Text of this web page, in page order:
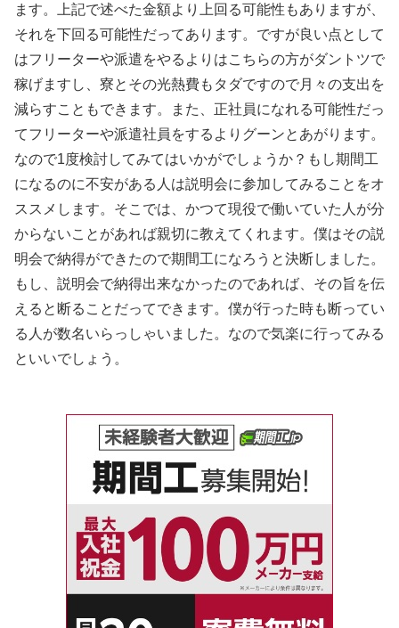
ます。上記で述べた金額より上回る可能性もありますが、
それを下回る可能性だってあります。ですが良い点として
はフリーターや派遣をやるよりはこちらの方がダントツで
稼げますし、寮とその光熱費もタダですので月々の支出を
減らすこともできます。また、正社員になれる可能性だっ
てフリーターや派遣社員をするよりグーンとあがります。
なので1度検討してみてはいかがでしょうか？もし期間工
になるのに不安がある人は説明会に参加してみることをオ
ススメします。そこでは、かつて現役で働いていた人が分
からないことがあれば親切に教えてくれます。僕はその説
明会で納得ができたので期間工になろうと決断しました。
もし、説明会で納得出来なかったのであれば、その旨を伝
えると断ることだってできます。僕が行った時も断ってい
る人が数名いらっしゃいました。なので気楽に行ってみる
といいでしょう。